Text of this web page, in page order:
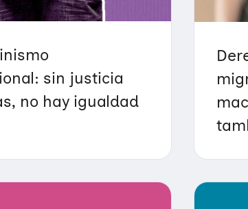
sin justicia
no hay igualdad